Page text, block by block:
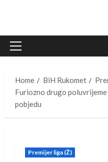
Primary
Home
BiH Rukomet
Furiozno drugo poluvrijeme
pobjedu
Premijer liga (Ž)